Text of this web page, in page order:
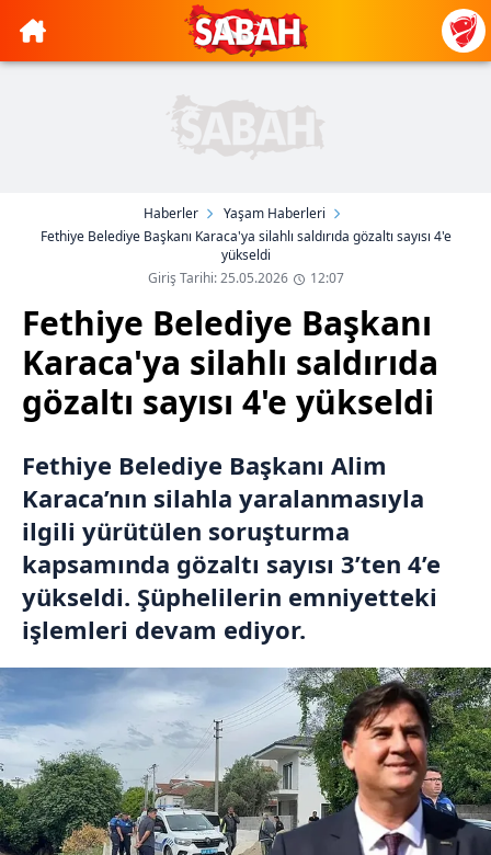
Haberler
Yaşam Haberleri
Fethiye Belediye Başkanı Karaca'ya silahlı saldırıda gözaltı sayısı 4'e
yükseldi
Giriş Tarihi: 25.05.2026
12:07
Fethiye Belediye Başkanı
Karaca'ya silahlı saldırıda
gözaltı sayısı 4'e yükseldi
Fethiye Belediye Başkanı Alim
Karaca’nın silahla yaralanmasıyla
ilgili yürütülen soruşturma
kapsamında gözaltı sayısı 3’ten 4’e
yükseldi. Şüphelilerin emniyetteki
işlemleri devam ediyor.